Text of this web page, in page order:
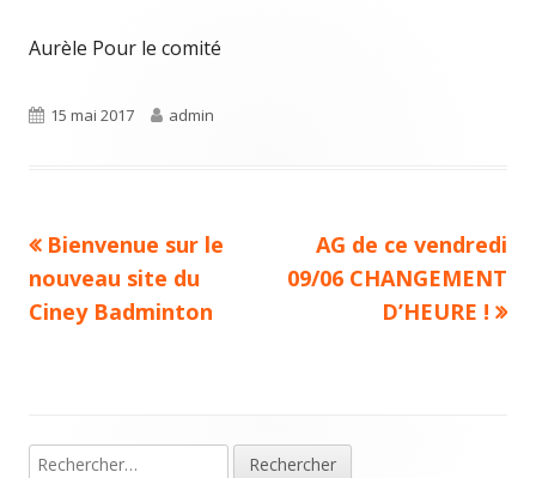
Aurèle Pour le comité
Publié
15 mai 2017 Auteur
admin
Navigation
de
Article
précédent :
Bienvenue sur le
nouveau site du
Ciney Badminton
Article
suivant :
AG de ce vendredi
09/06 CHANGEMENT
D’HEURE !
Colonne
Rechercher :